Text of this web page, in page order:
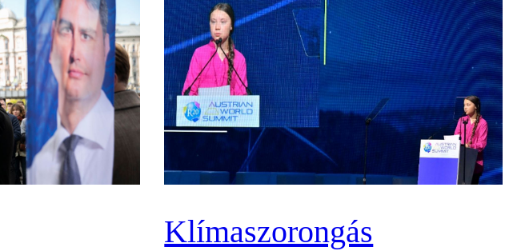
Klímaszorongás